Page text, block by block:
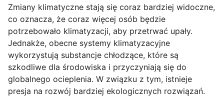
Zmiany klimatyczne stają się coraz bardziej widoczne,
co oznacza, że coraz więcej osób będzie
potrzebowało klimatyzacji, aby przetrwać upały.
Jednakże, obecne systemy klimatyzacyjne
wykorzystują substancje chłodzące, które są
szkodliwe dla środowiska i przyczyniają się do
globalnego ocieplenia. W związku z tym, istnieje
presja na rozwój bardziej ekologicznych rozwiązań.